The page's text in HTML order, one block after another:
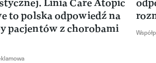
Linia Care Atopic
to polska odpowiedź na
pacjentów z chorobami